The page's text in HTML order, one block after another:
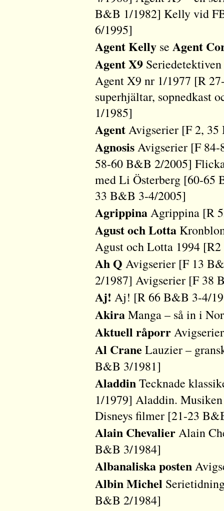
B&B 1/1982] Kelly vid
6/1995]
Agent Kelly se Agent
Agent X9
Agent X9 nr 1/1977 [R
superhjältar, sopnedkast
1/1985]
AgentAvigserier [F 2,
AgnosisAvigserier [F
58-60 B&B 2/2005]
med Li Österberg [60-65
33 B&B 3-4/2005]
AgrippinaAgrippina [R
Agust och Lotta
Agust och Lotta 1994
Ah Q Avigserier [F 13
2/1987] Avigserier [F 38
Aj! Aj! [R 66 B&B 3-4/
AkiraManga – så in i
Aktuell råporr
Al Crane Lauzier –
B&B 3/1981]
AladdinTecknade
1/1979] Aladdin.
Disneys filmer [21-23
Alain ChevalierAlain
B&B 3/1984]
Albanaliska posten
Albin Michel
B&B 2/1984]